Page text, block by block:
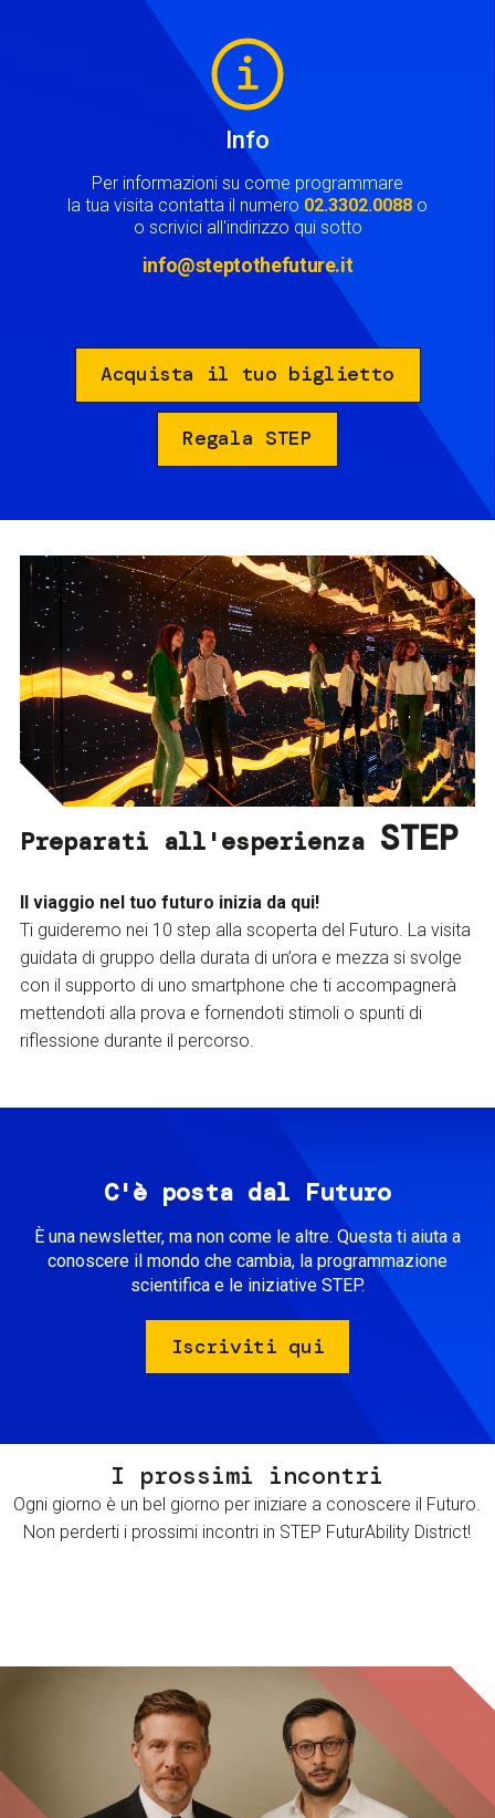
Info
Per informazioni su come programmare
la tua visita contatta il numero 02.3302.0088 o
o scrivici all'indirizzo qui sotto
info@steptothefuture.it
Acquista il tuo biglietto
Regala STEP
Preparati all'esperienza STEP
Il viaggio nel tuo futuro inizia da qui!
Ti guideremo nei 10 step alla scoperta del Futuro. La visita
guidata di gruppo della durata di un’ora e mezza si svolge
con il supporto di uno smartphone che ti accompagnerà
mettendoti alla prova e fornendoti stimoli o spunti di
riflessione durante il percorso.
C'è posta dal Futuro
È una newsletter, ma non come le altre. Questa ti aiuta a
conoscere il mondo che cambia, la programmazione
scientifica e le iniziative STEP.
Iscriviti qui
I prossimi incontri
Ogni giorno è un bel giorno per iniziare a conoscere il Futuro.
Non perderti i prossimi incontri in STEP FuturAbility District!